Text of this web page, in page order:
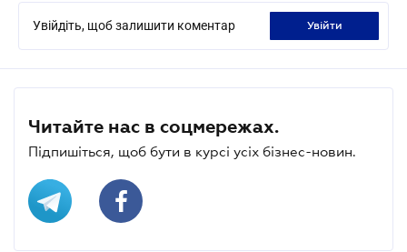
Увійдіть, щоб залишити коментар увійти
Читайте нас в соцмережах.
Підпишіться, щоб бути в курсі усіх бізнес-новин.